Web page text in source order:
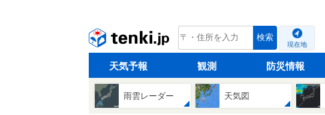
tenki.jp 検索
現在地
天気予報 観測 防災情報
雨雲レーダー 天気図